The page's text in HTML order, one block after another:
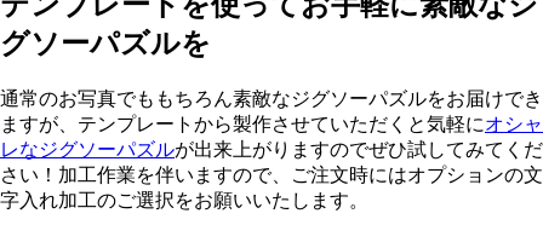
グソーパズルを
通常のお写真でももちろん素敵なジグソーパズルをお届けでき
ますが、テンプレートから製作させていただくと気軽にオシャ
レなジグソーパズルが出来上がりますのでぜひ試してみてくだ
さい！加工作業を伴いますので、ご注文時にはオプションの文
字入れ加工のご選択をお願いいたします。